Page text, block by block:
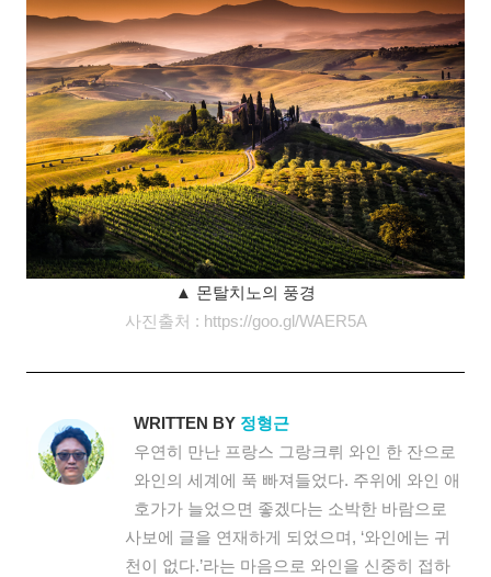
▲ 몬탈치노의 풍경
사진출처 : https://goo.gl/WAER5A
WRITTEN BY 정형근
우연히 만난 프랑스 그랑크뤼 와인 한 잔으로
와인의 세계에 푹 빠져들었다. 주위에 와인 애
호가가 늘었으면 좋겠다는 소박한 바람으로
사보에 글을 연재하게 되었으며, ‘와인에는 귀
천이 없다.’라는 마음으로 와인을 신중히 접하